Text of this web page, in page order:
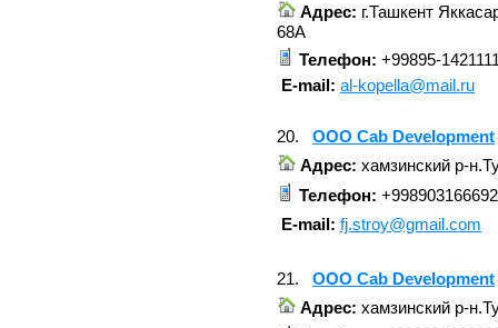
Адрес: г.Ташкент
68А
Телефон: +99895-
E-mail: al-kopella@mail.ru
20. OOO Cab Development
Адрес: хамзинский р-
Телефон: +998903166692
E-mail: fj.stroy@gmail.com
21. OOO Cab Development
Адрес: хамзинский р-